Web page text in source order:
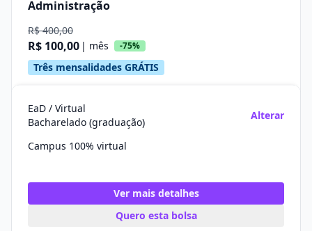
Administração
R$ 400,00
R$ 100,00 | mês -75%
Três mensalidades GRÁTIS
EaD / Virtual
Bacharelado (graduação)
Alterar
Campus 100% virtual
Ver mais detalhes
Quero esta bolsa